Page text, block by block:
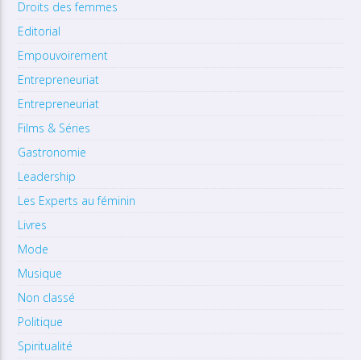
Droits des femmes
Editorial
Empouvoirement
Entrepreneuriat
Entrepreneuriat
Films & Séries
Gastronomie
Leadership
Les Experts au féminin
Livres
Mode
Musique
Non classé
Politique
Spiritualité